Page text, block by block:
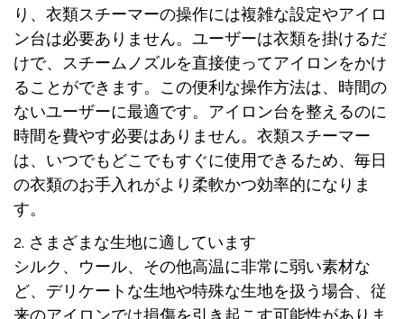
り、衣類スチーマーの操作には複雑な設定やアイロ
ン台は必要ありません。ユーザーは衣類を掛けるだ
けで、スチームノズルを直接使ってアイロンをかけ
ることができます。この便利な操作方法は、時間の
ないユーザーに最適です。アイロン台を整えるのに
時間を費やす必要はありません。衣類スチーマー
は、いつでもどこでもすぐに使用できるため、毎日
の衣類のお手入れがより柔軟かつ効率的になりま
す。
2. さまざまな生地に適しています
シルク、ウール、その他高温に非常に弱い素材な
ど、デリケートな生地や特殊な生地を扱う場合、従
来のアイロンでは損傷を引き起こす可能性がありま